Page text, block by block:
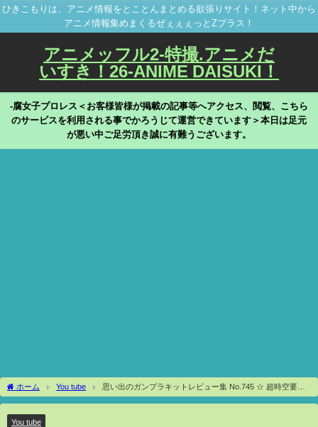
ひきこもりは、アニメ情報をとことんまとめる欲張りサイト！ネット中から
アニメ情報集めまくるぜぇぇぇっとZプラス！
アニメッフル2-特撮.アニメだ
いすき！26-ANIME DAISUKI！
-腐女子プロレス＜お客様皆様が掲載の記事等へアクセス、閲覧、こちら
のサービスを利用される事でかろうじて運営できています＞本日は足元
が悪い中ご足労頂き誠に有難うございます。
ホーム You tube
思い出のガンプラキットレビュー集 No.745 ☆ 超時空要塞
マクロス IMAI 1/72 対空用デストロイド ディフェンダー
You tube